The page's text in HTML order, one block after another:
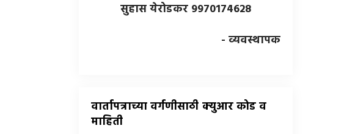
सुहास येरोडकर 9970174628
- व्यवस्थापक
वार्तापत्राच्या वर्गणीसाठी क्युआर कोड व
माहिती